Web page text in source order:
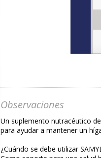
Observaciones
Un suplemento nutracéutico
para ayudar a mantener un
¿Cuándo se debe utilizar